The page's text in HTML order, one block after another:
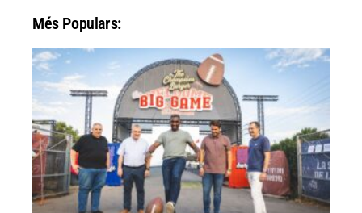
Més Populars: